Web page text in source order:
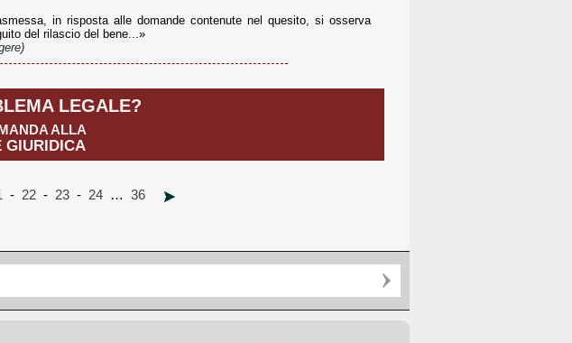
in risposta alle domande contenute nel quesito, si osserva
del rilascio del bene...»
LEGALE?
ALLA
GIURIDICA
- 22 - 23 - 24 … 36